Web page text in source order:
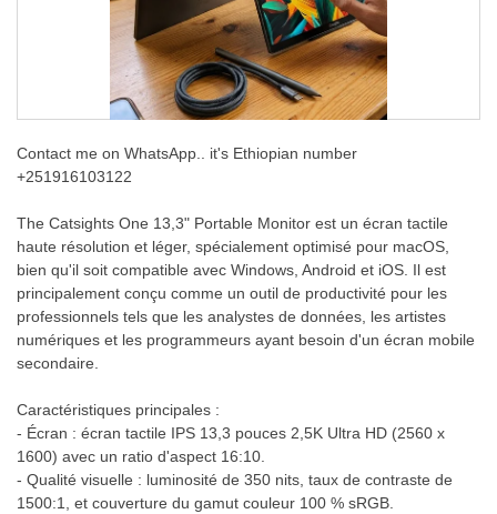
Contact me on WhatsApp.. it's Ethiopian number
+251916103122
The Catsights One 13,3" Portable Monitor est un écran tactile
haute résolution et léger, spécialement optimisé pour macOS,
bien qu'il soit compatible avec Windows, Android et iOS. Il est
principalement conçu comme un outil de productivité pour les
professionnels tels que les analystes de données, les artistes
numériques et les programmeurs ayant besoin d'un écran mobile
secondaire.
Caractéristiques principales :
- Écran : écran tactile IPS 13,3 pouces 2,5K Ultra HD (2560 x
1600) avec un ratio d'aspect 16:10.
- Qualité visuelle : luminosité de 350 nits, taux de contraste de
1500:1, et couverture du gamut couleur 100 % sRGB.